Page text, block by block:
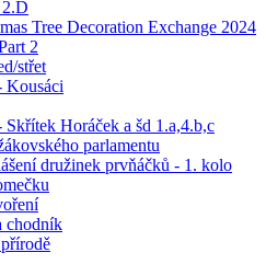
Tree Decoration Exchange 2024
2
střet
Kousáci
Horáček a šd 1.a,4.b,c
parlamentu
družinek prvňáčků - 1. kolo
chodník